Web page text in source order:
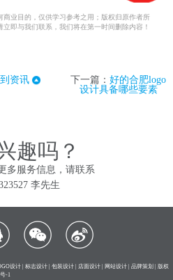
业目的，仅供学习参考之用；版权归原作者所
即与我们联系，我们将在第一时间删除内容！
资讯 下一篇：好的合肥logo
设计具备哪些要素
趣吗？
多服务信息，请联系
李先生
设计 | 标志设计 | 包装设计 | 店面设计 | 网站设计 | 品牌策划 | 版权
-1